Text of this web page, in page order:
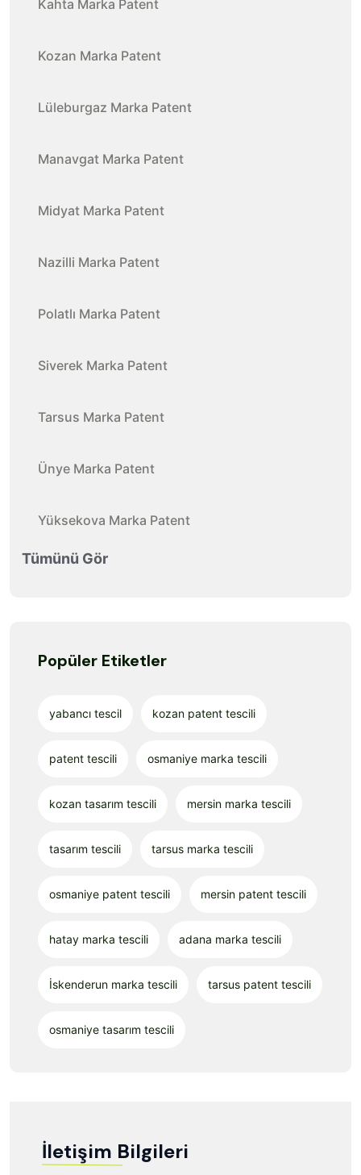
Kahta Marka Patent
Kozan Marka Patent
Lüleburgaz Marka Patent
Manavgat Marka Patent
Midyat Marka Patent
Nazilli Marka Patent
Polatlı Marka Patent
Siverek Marka Patent
Tarsus Marka Patent
Ünye Marka Patent
Yüksekova Marka Patent
Tümünü Gör
Popüler Etiketler
yabancı tescil kozan patent tescili
patent tescili osmaniye marka tescili
kozan tasarım tescili mersin marka tescili
tasarım tescili tarsus marka tescili
osmaniye patent tescili mersin patent tescili
hatay marka tescili adana marka tescili
İskenderun marka tescili tarsus patent tescili
osmaniye tasarım tescili
İletişim Bilgileri